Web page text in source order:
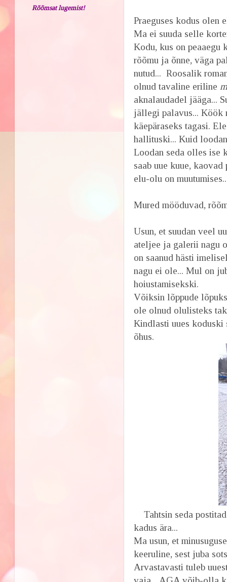
Praeguses kodus olen
Ma ei suuda selle
Kodu, kus on peaaegu
rõõmu ja õnne, väga
nutud... Roosalik
olnud tavaline eriline
aknalaudadel jääga...
jällegi palavus... Köök
käepäraseks tagasi.
hallituski... Kuid
Loodan seda olles ise
saab uue kuue, kaovad
elu-olu on
Mured mööduvad,
Usun, et suudan veel
ateljee ja galerii nagu
on saanud hästi
nagu ei ole... Mul on
hoiustamisekski.
Võiksin lõppude
ole olnud olulisteks
Kindlasti uues koduski
õhus.
Tahtsin seda
kadus ära...
Ma usun, et
keeruline, sest juba
Arvastavasti tuleb
Rõõmsat lugemist!